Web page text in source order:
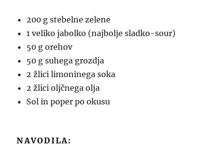
200 g stebelne zelene
1 veliko jabolko (najbolje sladko-sour)
50 g orehov
50 g suhega grozdja
2 žlici limoninega soka
2 žlici oljčnega olja
Sol in poper po okusu
NAVODILA: